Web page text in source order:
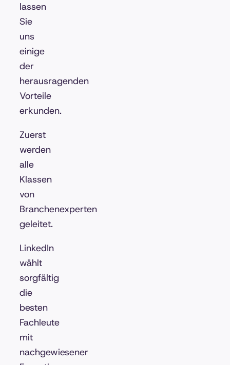
lassen
Sie
uns
einige
der
herausragenden
Vorteile
erkunden.
Zuerst
werden
alle
Klassen
von
Branchenexperten
geleitet.
LinkedIn
wählt
sorgfältig
die
besten
Fachleute
mit
nachgewiesener